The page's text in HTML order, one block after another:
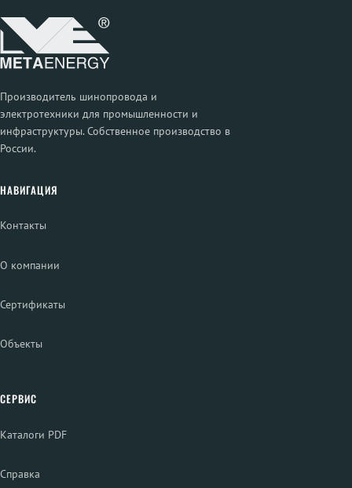
Производитель шинопровода и
электротехники для промышленности и
инфраструктуры. Собственное производство в
России.
НАВИГАЦИЯ
Контакты
О компании
Сертификаты
Объекты
СЕРВИС
Каталоги PDF
Справка